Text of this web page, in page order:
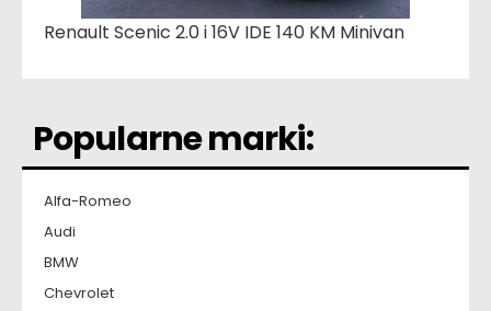
Renault Scenic 2.0 i 16V IDE 140 KM Minivan
Popularne marki:
Alfa-Romeo
Audi
BMW
Chevrolet